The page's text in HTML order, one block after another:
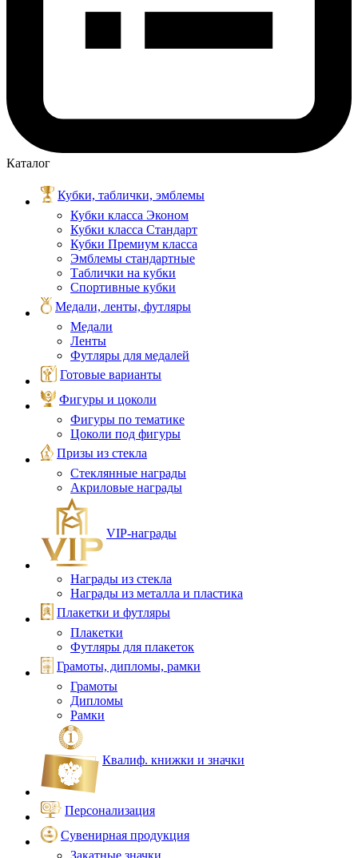
Каталог
Кубки, таблички, эмблемы
Кубки класса Эконом
Кубки класса Стандарт
Кубки Премиум класса
Эмблемы стандартные
Таблички на кубки
Спортивные кубки
Медали, ленты, футляры
Медали
Ленты
Футляры для медалей
Готовые варианты
Фигуры и цоколи
Фигуры по тематике
Цоколи под фигуры
Призы из стекла
Стеклянные награды
Акриловые награды
VIP‑награды
Награды из стекла
Награды из металла и пластика
Плакетки и футляры
Плакетки
Футляры для плакеток
Грамоты, дипломы, рамки
Грамоты
Дипломы
Рамки
Квалиф. книжки и значки
Персонализация
Сувенирная продукция
Закатные значки